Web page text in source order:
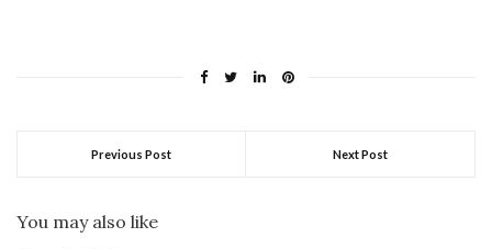
Previous Post Next Post
You may also like